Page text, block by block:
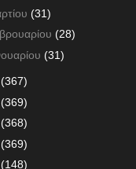
(31)
(28)
(31)
(367)
(369)
(368)
(369)
(148)